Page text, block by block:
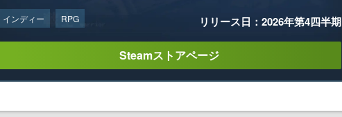
インディー RPG リリース日：2026年第4四半期
Steamストアページ